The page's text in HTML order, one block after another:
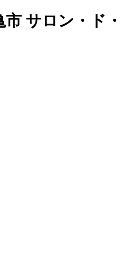
市 サロン・ド